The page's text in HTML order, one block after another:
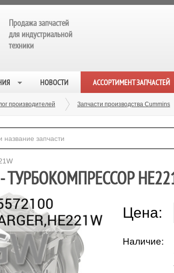
Продажа запчастей
для индустриальной
техники
НОВОСТИ АССОРТИМЕНТ ЗАПЧАСТЕЙ
производителей Запчасти производства Cummins
ТУРБОКОМПРЕССОР
Цена:
Наличие: